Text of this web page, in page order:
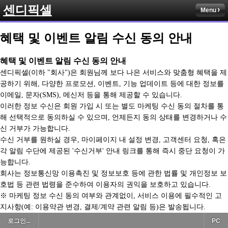
센디픽셀 Menu
혜택 및 이벤트 알림 수신 동의 안내
혜택 및 이벤트 알림 수신 동의 안내
센디픽셀(이하 "회사")은 회원님께 보다 나은 서비스와 맞춤형 혜택을 제
공하기 위해, 다양한 프로모션, 이벤트, 기능 업데이트 등에 대한 정보를
이메일, 문자(SMS), 메신저 등을 통해 제공할 수 있습니다.
이러한 정보 수신은 회원 가입 시 또는 별도 마케팅 수신 동의 절차를 통
해 선택적으로 동의하실 수 있으며, 언제든지 동의 상태를 변경하거나 수
신 거부가 가능합니다.
수신 거부를 원하실 경우, 마이페이지 내 설정 변경, 고객센터 요청, 혹은
각 알림 수단에 제공된 '수신거부' 안내 링크를 통해 즉시 중단 요청이 가
능합니다.
회사는 정보통신망 이용촉진 및 정보보호 등에 관한 법률 및 개인정보 보
호법 등 관련 법령을 준수하여 이용자의 권익을 보호하고 있습니다.
※ 마케팅 정보 수신 동의 여부와 관계없이, 서비스 이용에 필수적인 고
지사항(예: 이용약관 변경, 결제/계약 관련 알림 등)은 발송됩니다.
로그인... PC